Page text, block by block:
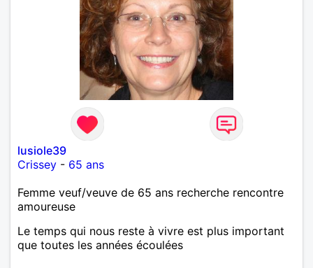
lusiole39
Crissey - 65 ans
Femme veuf/veuve de 65 ans recherche rencontre
amoureuse
Le temps qui nous reste à vivre est plus important
que toutes les années écoulées